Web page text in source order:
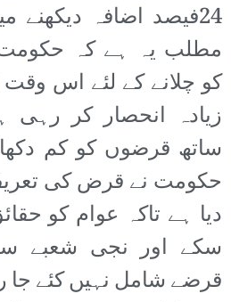
24فیصد اضافہ
مطلب یہ ہے کہ حکومت
کو چلانے کے لئے اس
زیادہ انحصار کر
ساتھ قرضوں کو کم
حکومت نے قرض کی
دیا ہے تاکہ عوام کو
سکے اور نجی شعبے
قرضے شامل نہیں کئے جا